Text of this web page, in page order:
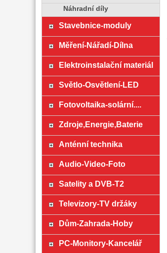
Náhradní díly
Stavebnice-moduly
Měření-Nářadí-Dílna
Elektroinstalační materiál
Světlo-Osvětlení-LED
Fotovoltaika-solární....
Zdroje,Energie,Baterie
Anténní technika
Audio-Video-Foto
Satelity a DVB-T2
Televizory-TV držáky
Dům-Zahrada-Hoby
PC-Monitory-Kancelář